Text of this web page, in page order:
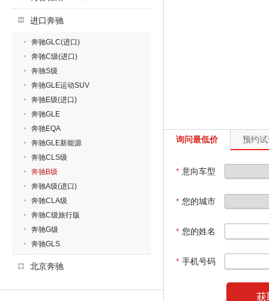
进口奔驰
奔驰GLC(进口)
奔驰C级(进口)
奔驰S级
奔驰GLE运动SUV
奔驰E级(进口)
奔驰GLE
奔驰EQA
奔驰GLE新能源
奔驰CLS级
奔驰B级
奔驰A级(进口)
奔驰CLA级
奔驰C级旅行版
奔驰G级
奔驰GLS
北京奔驰
询问最低价 预约
* 意向车型
* 您的城市
* 您的姓名
* 手机号码
获